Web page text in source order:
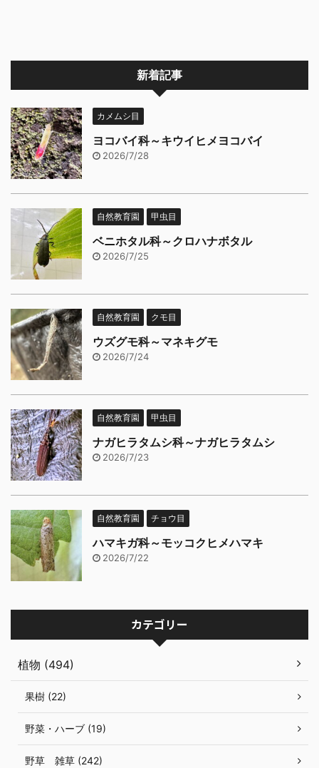
新着記事
カメムシ目
ヨコバイ科～キウイヒメヨコバイ
2026/7/28
自然教育園 甲虫目
ベニホタル科～クロハナボタル
2026/7/25
自然教育園 クモ目
ウズグモ科～マネキグモ
2026/7/24
自然教育園 甲虫目
ナガヒラタムシ科～ナガヒラタムシ
2026/7/23
自然教育園 チョウ目
ハマキガ科～モッコクヒメハマキ
2026/7/22
カテゴリー
植物 (494)
果樹 (22)
野菜・ハーブ (19)
野草 雑草 (242)